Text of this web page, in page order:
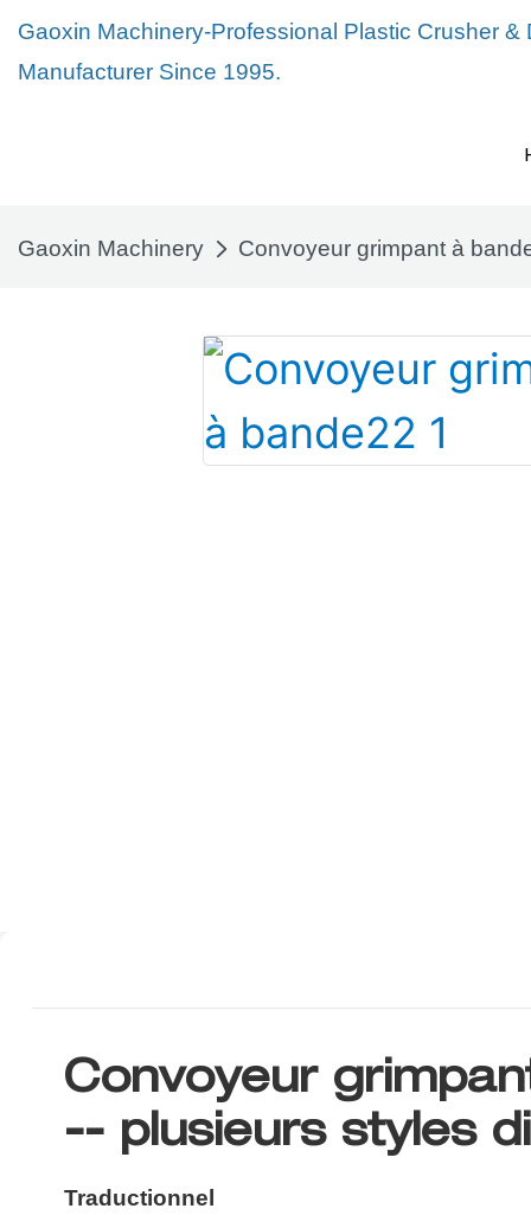
Gaoxin Machinery-Professional Plastic Crusher &
Manufacturer Since 1995.
Gaoxin Machinery Convoyeur grimpant à
Convoyeur
-- plusieurs styles
Traductionnel